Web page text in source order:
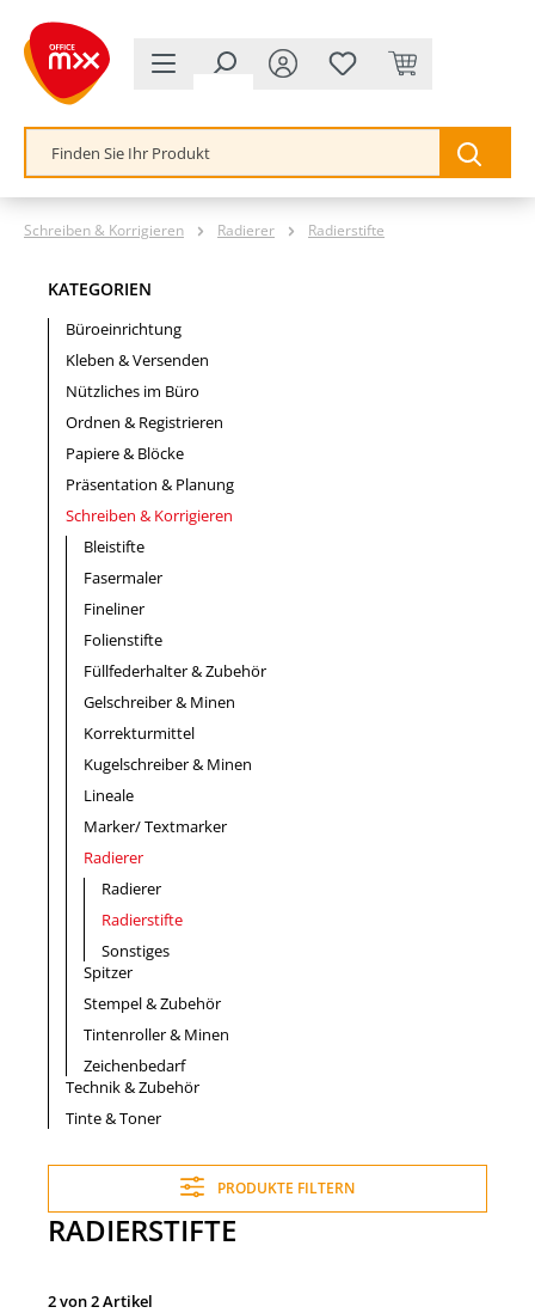
springen
Schreiben & Korrigieren Radierer Radierstifte
KATEGORIEN
Büroeinrichtung
Kleben & Versenden
Nützliches im Büro
Ordnen & Registrieren
Papiere & Blöcke
Präsentation & Planung
Schreiben & Korrigieren
Bleistifte
Fasermaler
Fineliner
Folienstifte
Füllfederhalter & Zubehör
Gelschreiber & Minen
Korrekturmittel
Kugelschreiber & Minen
Lineale
Marker/ Textmarker
Radierer
Radierer
Radierstifte
Sonstiges
Spitzer
Stempel & Zubehör
Tintenroller & Minen
Zeichenbedarf
Technik & Zubehör
Tinte & Toner
PRODUKTE FILTERN
RADIERSTIFTE
2 von 2 Artikel